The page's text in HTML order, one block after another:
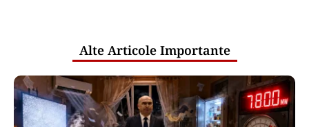
Alte Articole Importante